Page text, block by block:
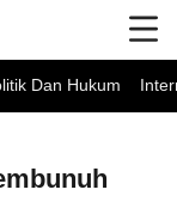
Dan Hukum